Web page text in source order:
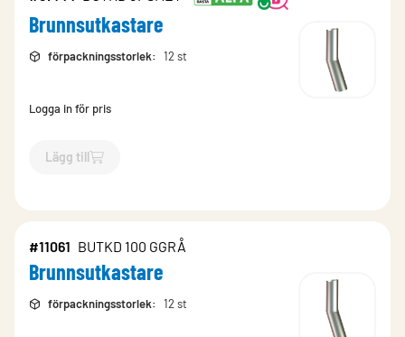
Brunnsutkastare
förpackningsstorlek: 12 st
Logga in för pris
Lägg till
`$Lägg till
#11061 BUTKD 100 GGRÅ
Brunnsutkastare
förpackningsstorlek: 12 st